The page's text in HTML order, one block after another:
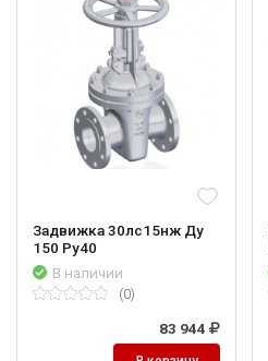
Задвижка 30лс15нж Ду
150 Ру40
В наличии
(0)
83 944